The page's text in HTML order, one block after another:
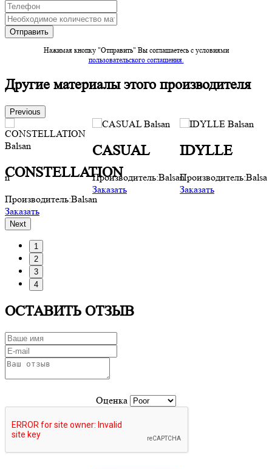
Нажимая кнопку "Отправить" Вы соглашаетесь c условиями
пользовательского соглашения.
Другие материалы этого производителя
Previous
CONSTELLATION
Производитель:Balsan
Заказать
CASUAL
Производитель:Balsan
Заказать
IDYLLE
Производитель:Balsan
Заказать
Next
1
2
3
4
ОСТАВИТЬ ОТЗЫВ
Оценка